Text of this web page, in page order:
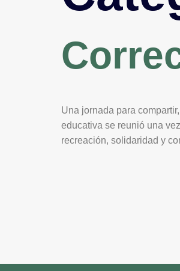
Una jornada para
educativa se reunió una
recreación, solidaridad y